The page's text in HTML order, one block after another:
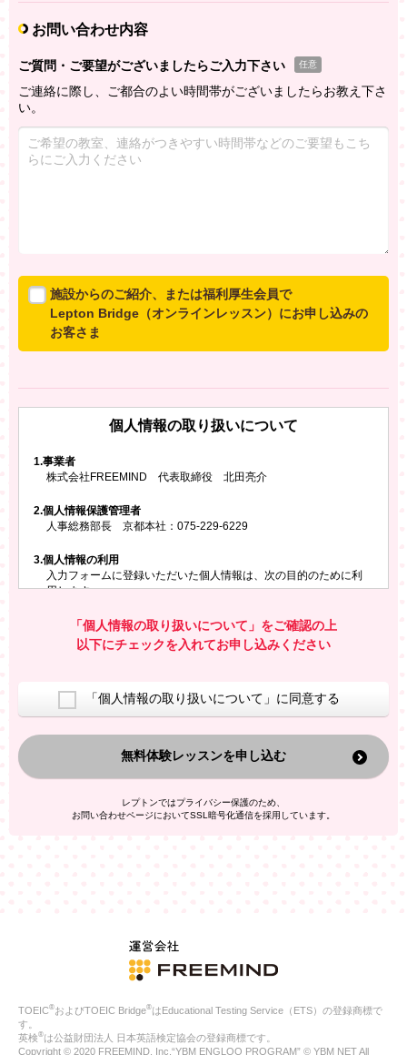
お問い合わせ内容
ご質問・ご要望がございましたらご入力下さい 任意
ご連絡に際し、ご都合のよい時間帯がございましたらお教え下さ
い。
施設からのご紹介、または福利厚生会員で
Lepton Bridge（オンラインレッスン）にお申し込みの
お客さま
いいたします。
※ご兄弟姉妹など複数でお申し込みの場合、お一人ず
所属施設名・会員番号またはクーポンコード
所属施設名
会員番号またはクーポンコード
個人情報の取り扱いについて
1.事業者
株式会社FREEMIND 代表取締役 北田亮介
2.個人情報保護管理者
人事総務部長 京都本社：075-229-6229
3.個人情報の利用
入力フォームに登録いただいた個人情報は、次の目的のために利
用します。
お問い合わせにお答えするため
レプトンのキャンペーンや新商品（新サービス）、新規開講教
室等をご案内するため
換した上で、広告・宣伝・販売促進活動に役立てること
上記の利用目的のために第三者へ提供すること
なお、この利用目的を超えた個人情報の取扱いは行いません。ま
た、これ以外の目的で個人情報を利用することはありません。
人情報を、本人が特定されないデータに不可逆変換した上で第三
者広告配信事業者においてマッチングを行い、その結果に基づい
ご本人の同意がある場合
法令に基づく場合
人の生命、身体または財産の保護のために必要がある場合であ
公衆衛生の向上または児童の健全な育成の推進のために特に必
合
「個人情報の取り扱いについて」をご確認の上
以下にチェックを入れてお申し込みください
「個人情報の取り扱いについて」に同意する
無料体験レッスンを申し込む
レプトンではプライバシー保護のため、
お問い合わせページにおいてSSL暗号化通信を採用しています。
TOEIC®およびTOEIC Bridge®はEducational Testing Service（ETS）の登録商標で
す。
英検®は公益財団法人 日本英語検定協会の登録商標です。
Copyright © 2020 FREEMIND, Inc.“YBM ENGLOO PROGRAM” © YBM NET All